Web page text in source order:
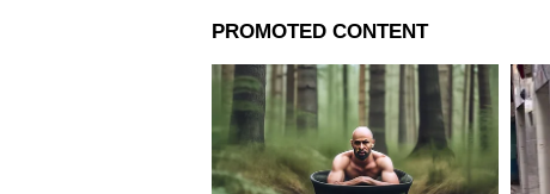
এই ঘটনার তীব্র নিন্দা করেছে
জানিয়েছেন, মালভিয়া নগরের মত
মেরে ফেলা হল। দিল্লি আর এখন
নাম পরিবর্তন করেও অপরাধ বন্ধ হয়